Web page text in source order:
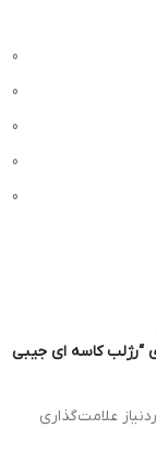
0
0
0
0
0
“رژلب کاسه ای جیبی
علامت‌گذاری